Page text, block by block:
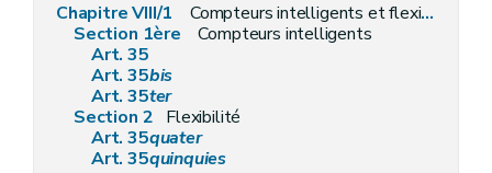
Chapitre VIII/1
Compteurs intelligents et flexibilité
Section 1ère
Compteurs intelligents
Art. 35
Art. 35bis
Art. 35ter
Section 2 Flexibilité
Art. 35quater
Art. 35quinquies